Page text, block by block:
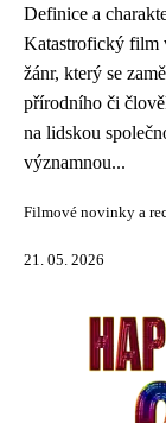
Definice a
Katastrofický film
žánr, který se
přírodního či
na lidskou
významnou...
Filmové novinky a
21. 05. 2026